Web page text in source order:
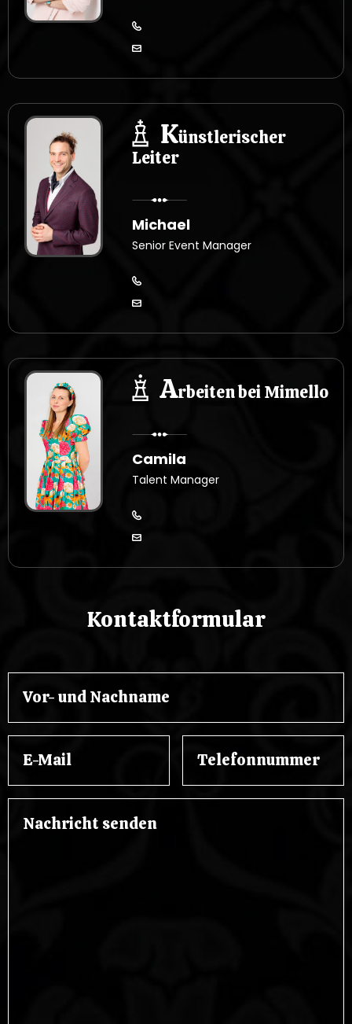
Künstlerischer
Leiter
Michael
Senior Event Manager
Arbeiten bei Mimello
Camila
Talent Manager
Kontaktformular